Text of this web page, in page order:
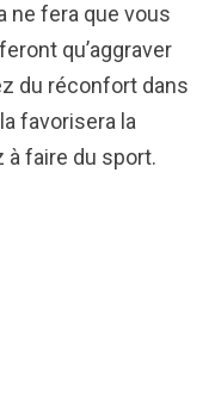
ne fera que vous
qu’aggraver
du réconfort dans
favorisera la
à faire du sport.